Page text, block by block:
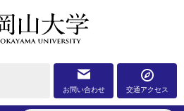
お問い合わせ 交通アクセス